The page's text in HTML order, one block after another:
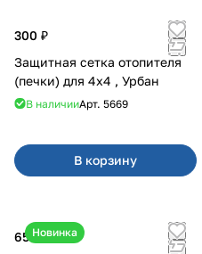
300 ₽
Защитная сетка отопителя
(печки) для 4x4 , Урбан
В наличииАрт. 5669
В корзину
Новинка
650 ₽